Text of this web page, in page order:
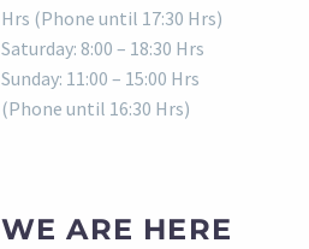
Hrs (Phone until 17:30 Hrs)
Saturday: 8:00 – 18:30 Hrs
Sunday: 11:00 – 15:00 Hrs
(Phone until 16:30 Hrs)
WE ARE HERE